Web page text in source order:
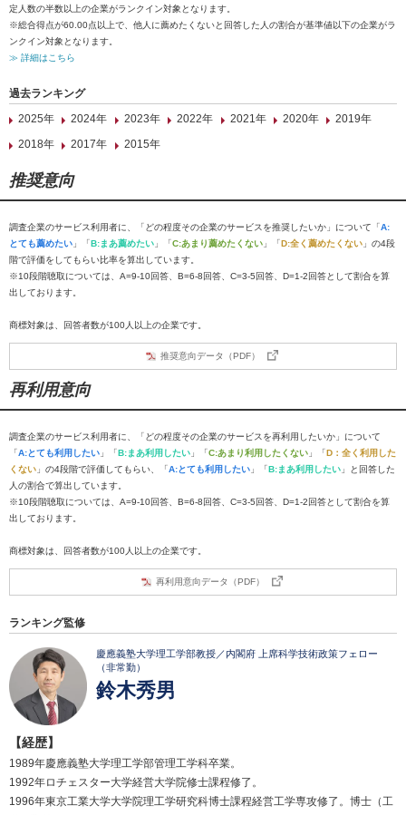
定人数の半数以上の企業がランクイン対象となります。
※総合得点が60.00点以上で、他人に薦めたくないと回答した人の割合が基準値以下の企業がラ
ンクイン対象となります。
≫ 詳細はこちら
過去ランキング
2025年
2024年 2023年 2022年 2021年 2020年
2019年
2018年
2017年 2015年
推奨意向
調査企業のサービス利用者に、「どの程度その企業のサービスを推奨したいか」について「A:
とても薦めたい 」「B:まあ薦めたい 」「C:あまり薦めたくない 」「D:全く薦めたくない 」の4段
階で評価をしてもらい比率を算出しています。
※10段階聴取については、A=9-10回答、B=6-8回答、C=3-5回答、D=1-2回答として割合を算
出しております。
商標対象は、回答者数が100人以上の企業です。
推奨意向データ（PDF）
再利用意向
調査企業のサービス利用者に、「どの程度その企業のサービスを再利用したいか」について
「A:とても利用したい 」「B:まあ利用したい 」「C:あまり利用したくない 」「D：全く利用した
くない 」の4段階で評価してもらい、「A:とても利用したい 」「B:まあ利用したい 」と回答した
人の割合で算出しています。
※10段階聴取については、A=9-10回答、B=6-8回答、C=3-5回答、D=1-2回答として割合を算
出しております。
商標対象は、回答者数が100人以上の企業です。
再利用意向データ（PDF）
ランキング監修
慶應義塾大学理工学部教授／内閣府 上席科学技術政策フェロー
（非常勤）
鈴木秀男
【経歴】
1989年慶應義塾大学理工学部管理工学科卒業。
1992年ロチェスター大学経営大学院修士課程修了。
1996年東京工業大学大学院理工学研究科博士課程経営工学専攻修了。博士（工